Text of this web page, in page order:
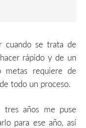
cuando se trata de
rápido y de un
metas requiere de
todo un proceso.
años me puse
para ese año, así